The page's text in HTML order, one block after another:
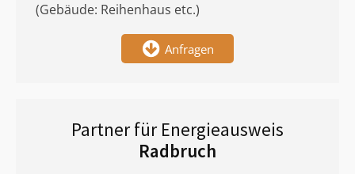
(Gebäude: Reihenhaus etc.)
Anfragen
Partner für Energieausweis
Radbruch